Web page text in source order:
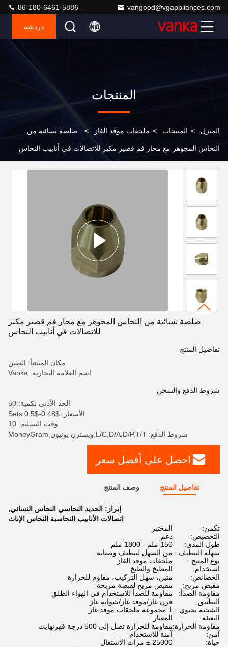
vangood@vgappliances.com
86-180-6461-5886
دردشة
المنتجات
المنزل > المنتجات > ملحقات موقد الغاز > صلصة نسائية من
النحاس المجوهر مع محار فم قصير مكبر للاتصالات في أنابيب النحاس
صلصة نسائية من النحاس المجوهر مع محار فم قصير مكبر
للاتصالات في أنابيب النحاس
تفاصيل المنتج
مكان المنشأ: الصين
اسم العلامة التجارية: Vanka
شروط الدفع والشحن
الحد الأدنى لكمية: 50
الأسعار: $0.48-$0.5 Sets
وقت التسليم: 10
شروط الدفع: L/C,D/A,D/P,T/T,ويسترن يونيون,MoneyGram
احصل على أفضل سعر
تفاصيل المنتج وصف المنتج
إبراز: الحديد النحاسي النحاس النسائي,
اتصالات الأنابيب النحاسية النحاس الإناث
تكمن:
المختبر
التخصيص:
دعم
طول المدى:
150 ملم - 1800 ملم
سهلة التنظيف:
من السهل لتنظيف وصيانة
نوع المنتج:
ملحقات موقد الغاز
استخدام:
المطبخ والطبخ
الخصائص:
متين، سهل التركيب، مقاوم للحرارة
مقبض مريح:
مقبض مريح لقبضة مريحة
مقاومة الصدأ:
مقاومة للصدأ للاستخدام في الهواء الطلق
التطبيق:
فرن غاز/موقد غاز/شواية غاز
الشحنة تحتوي:
1 مجموعة ملحقات موقد غاز
التعبئة:
المعيار
مقاومة الحرارة:مقاومة للحرارة تصل إلى 500 درجة فهرنهايت
آمن:
آمنة للاستخدام
حياة:
25000 ± مرات الاشتعال